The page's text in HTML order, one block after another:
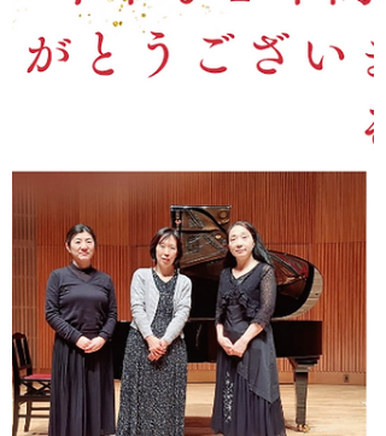
らしい俳句にして(実際の演奏よりも過分で
恥ずかしいのですが) 贈ってくださったその
お心遣いに、胸がいっぱいになりました。。
と、バッハを新しいルンデで演奏できた喜び
を思い出すことができます。 一生の宝物で
す...(TT) ちなみに、荒金さんは、何度も有名
な句誌で特選に選ばれるほどの方で、演奏を
俳句に詠んでいただけたことを大変光栄に思
いました...！ 大晦日に、素晴らしい贈り物
をいただき、大きな力をいただくことができ
ました。 心からの感謝とともに、また来年
も頑張ります